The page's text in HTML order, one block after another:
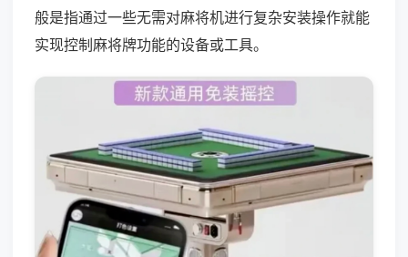
般是指通过一些无需对麻将机进行复杂安装操作就能
实现控制麻将牌功能的设备或工具。